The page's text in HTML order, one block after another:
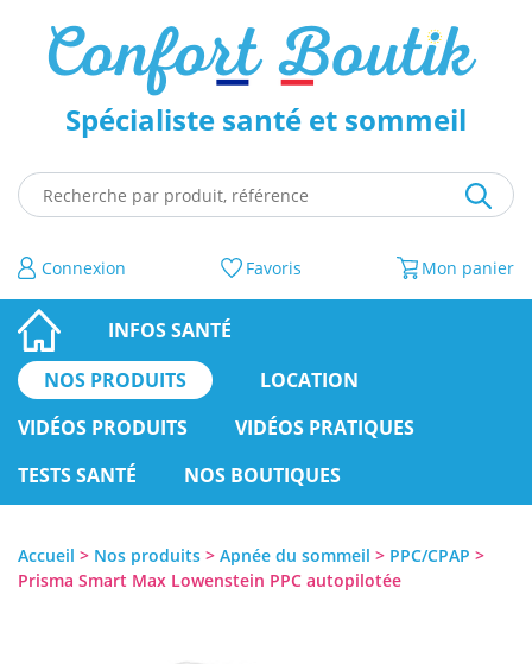
Spécialiste santé et sommeil
Recherche par produit, référence
Connexion Favoris Mon panier
PAGE D’ACCUEIL
NOS PRODUITS LOCATION
INFOS SANTÉ
VIDÉOS PRODUITS
VIDÉOS PRATIQUES
TESTS SANTÉ
NOS BOUTIQUES
Accueil > Nos produits > Apnée du sommeil > PPC/CPAP >
Prisma Smart Max Lowenstein PPC autopilotée